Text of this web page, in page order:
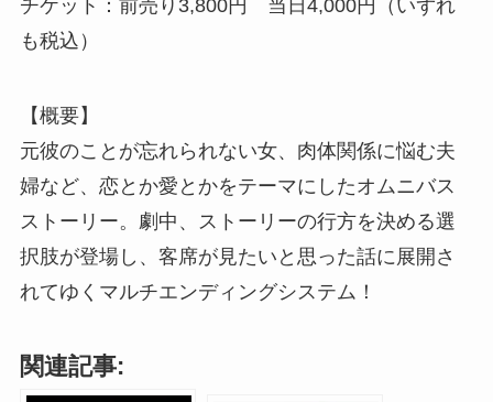
チケット：前売り3,800円 当日4,000円（いずれ
も税込）
【概要】
元彼のことが忘れられない女、肉体関係に悩む夫
婦など、恋とか愛とかをテーマにしたオムニバス
ストーリー。劇中、ストーリーの行方を決める選
択肢が登場し、客席が見たいと思った話に展開さ
れてゆくマルチエンディングシステム！
関連記事: